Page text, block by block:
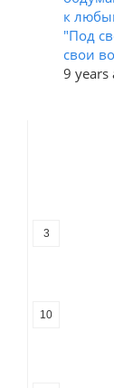
к
"Под
свои
9 years
3
10